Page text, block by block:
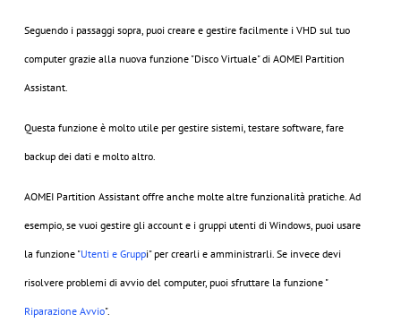
Seguendo i passaggi sopra, puoi creare e gestire facilmente i VHD sul tuo
computer grazie alla nuova funzione "Disco Virtuale" di AOMEI Partition
Assistant.
Questa funzione è molto utile per gestire sistemi, testare software, fare
backup dei dati e molto altro.
AOMEI Partition Assistant offre anche molte altre funzionalità pratiche. Ad
esempio, se vuoi gestire gli account e i gruppi utenti di Windows, puoi usare
la funzione "Utenti e Gruppi" per crearli e amministrarli. Se invece devi
risolvere problemi di avvio del computer, puoi sfruttare la funzione "
Riparazione Avvio".